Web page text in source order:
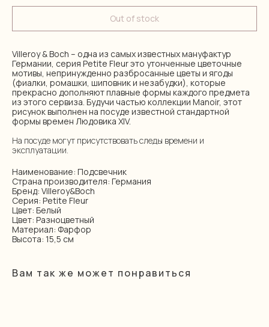
Out of stock
Villeroy & Boch – одна из самых известных мануфактур
Германии, серия Petite Fleur это утонченные цветочные
мотивы, непринужденно разбросанные цветы и ягоды
(фиалки, ромашки, шиповник и незабудки), которые
прекрасно дополняют плавные формы каждого предмета
из этого сервиза. Будучи частью коллекции Manoir, этот
рисунок выполнен на посуде известной стандартной
формы времен Людовика XIV.
На посуде могут присутствовать следы времени и
эксплуатации.
Наименование: Подсвечник
Страна производителя: Германия
Бренд: Villeroy&Boch
Серия: Petite Fleur
Цвет: Белый
Цвет: Разноцветный
Материал: Фарфор
Высота: 15,5 см
Вам так же может понравиться